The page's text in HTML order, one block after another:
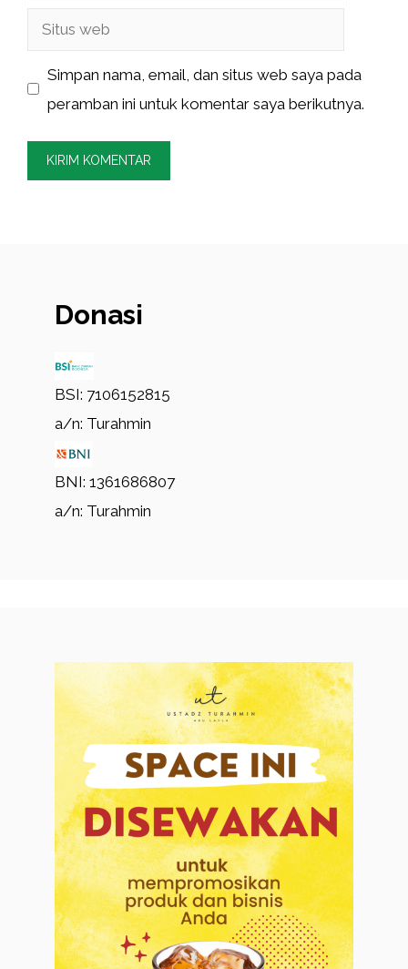
Situs
Simpan nama, email, dan situs web saya pada
peramban ini untuk komentar saya berikutnya.
Donasi
BSI: 7106152815
a/n: Turahmin
BNI: 1361686807
a/n: Turahmin